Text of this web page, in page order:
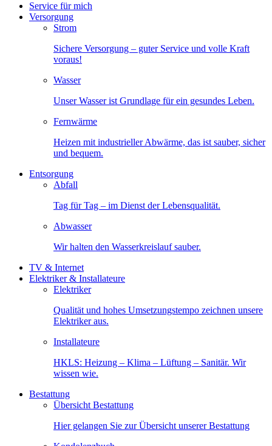
Service für mich
Versorgung
Strom
Sichere Versorgung – guter Service und volle Kraft
voraus!
Wasser
Unser Wasser ist Grundlage für ein gesundes Leben.
Fernwärme
Heizen mit industrieller Abwärme, das ist sauber, sicher
und bequem.
Entsorgung
Abfall
Tag für Tag – im Dienst der Lebensqualität.
Abwasser
Wir halten den Wasserkreislauf sauber.
TV & Internet
Elektriker & Installateure
Elektriker
Qualität und hohes Umsetzungstempo zeichnen unsere
Elektriker aus.
Installateure
HKLS: Heizung – Klima – Lüftung – Sanitär. Wir
wissen wie.
Bestattung
Übersicht Bestattung
Hier gelangen Sie zur Übersicht unserer Bestattung